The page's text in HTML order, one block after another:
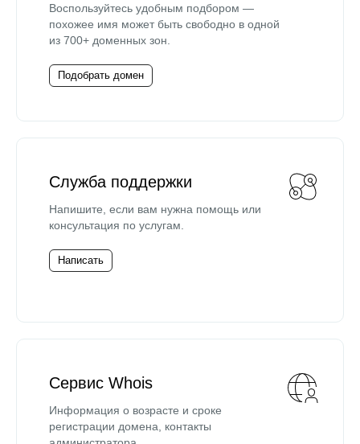
Воспользуйтесь удобным подбором —
похожее имя может быть свободно в одной
из 700+ доменных зон.
Подобрать домен
Служба поддержки
Напишите, если вам нужна помощь или
консультация по услугам.
Написать
Сервис Whois
Информация о возрасте и сроке
регистрации домена, контакты